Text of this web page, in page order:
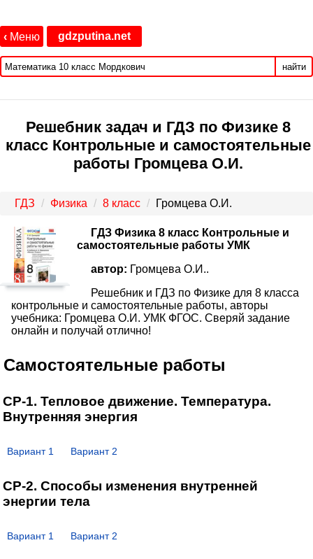
‹ Меню gdzputina.net
найти
Решебник задач и ГДЗ по Физике 8
класс Контрольные и самостоятельные
работы Громцева О.И.
ГДЗ Физика 8 класс Громцева О.И.
ГДЗ Физика 8 класс Контрольные и
самостоятельные работы УМК
автор: Громцева О.И..
Решебник и ГДЗ по Физике для 8 класса
контрольные и самостоятельные работы, авторы
учебника: Громцева О.И. УМК ФГОС. Сверяй задание
онлайн и получай отлично!
Самостоятельные работы
СР-1. Тепловое движение. Температура.
Внутренняя энергия
Вариант 1 Вариант 2
СР-2. Способы изменения внутренней
энергии тела
Вариант 1 Вариант 2